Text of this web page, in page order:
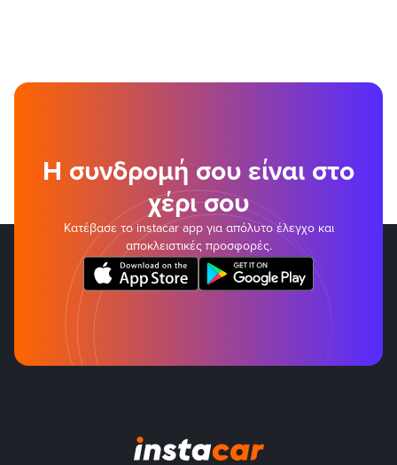
Η συνδρομή σου είναι στο
χέρι σου
Κατέβασε το instacar app για απόλυτο έλεγχο και
αποκλειστικές προσφορές.